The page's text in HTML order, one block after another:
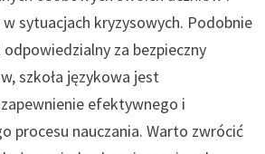
sytuacjach kryzysowych. Podobnie
za bezpieczny
szkoła językowa jest
efektywnego i
procesu nauczania. Warto zwrócić